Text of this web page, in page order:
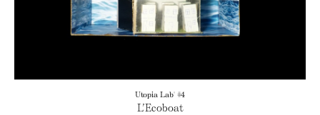
Utopia Lab' #4
L’Ecoboat